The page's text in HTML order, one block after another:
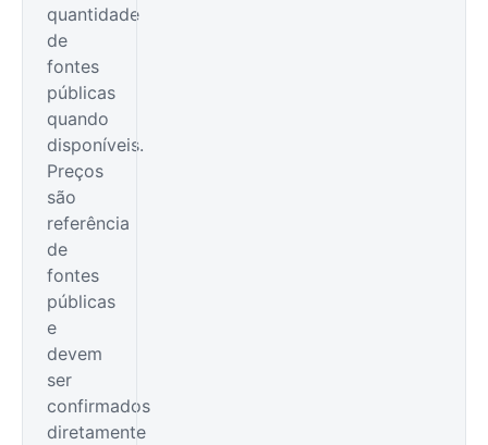
quantidade
de
fontes
públicas
quando
disponíveis.
Preços
são
referência
de
fontes
públicas
e
devem
ser
confirmados
diretamente